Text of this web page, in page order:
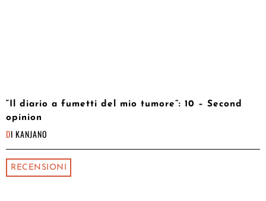
“Il diario a fumetti del mio tumore”: 10 – Second
opinion
DI KANJANO
RECENSIONI